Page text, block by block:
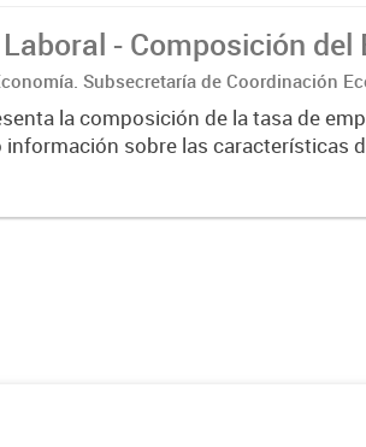
- Composición del
Subsecretaría de Coordinación
Provincial de Estadística.
la composición de la tasa de
sobre las características